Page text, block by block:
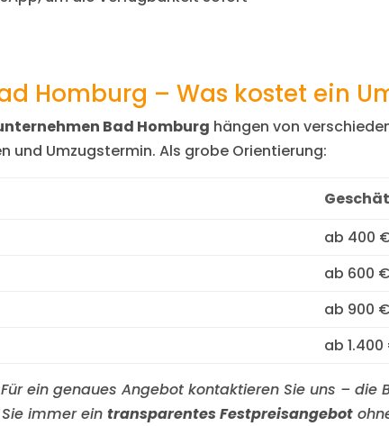
Homburg – Was kostet ein
Bad Homburg hängen von
und Umzugstermin. Als grobe Orientierung:
ab 400
ab 600 €
ab 900 €
ab
ein genaues Angebot kontaktieren Sie uns –
Sie immer eintransparentes Festpreisangebot